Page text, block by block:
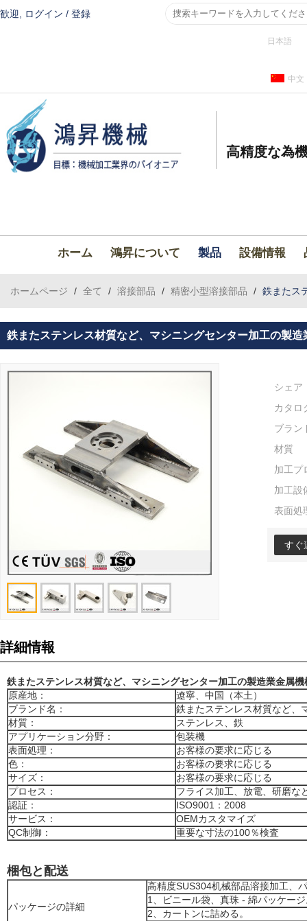
歓迎, ログイン / 登録
日本語
中文
高精度な為
ホーム 鴻昇について 製品 設備情報
ホームページ / 全て / 溶接部品 / 精密小型溶接部品 / 鉄またス
鉄またステンレス材質など、マシニングセンター加工の製造
シェア
カタロ
ブラン
材質
加工プ
加工設
表面処
すぐ
詳細情報
鉄またステンレス材質など、マシニングセンター加工の製造業金属機
原産地：
遼寧、中国（本土）
ブランド名：
鉄またステンレス材質など、
材質：
ステンレス、鉄
アプリケーション分野：
包装機
表面処理：
お客様の要求に応じる
色：
お客様の要求に応じる
サイズ：
お客様の要求に応じる
プロセス：
フライス加工、放電、研磨な
認証：
ISO9001：2008
サービス：
OEMカスタマイズ
QC制御：
重要な寸法の100％検査
梱包と配送
パッケージの詳細
高精度SUS304机械部品溶接加工、
1、ビニール袋、真珠 - 綿パッケー
2、カートンに詰める。